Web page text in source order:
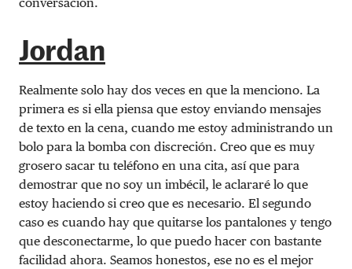
Jordan
Realmente solo hay dos veces en que la menciono. La
primera es si ella piensa que estoy enviando mensajes
de texto en la cena, cuando me estoy administrando un
bolo para la bomba con discreción. Creo que es muy
grosero sacar tu teléfono en una cita, así que para
demostrar que no soy un imbécil, le aclararé lo que
estoy haciendo si creo que es necesario. El segundo
caso es cuando hay que quitarse los pantalones y tengo
que desconectarme, lo que puedo hacer con bastante
facilidad ahora. Seamos honestos, ese no es el mejor